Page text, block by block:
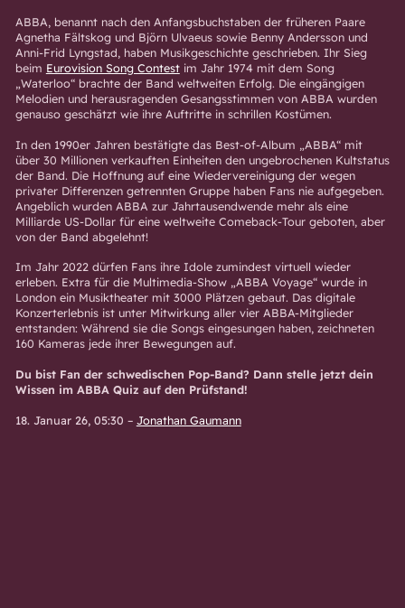
ABBA, benannt nach den Anfangsbuchstaben der früheren Paare
Agnetha Fältskog und Björn Ulvaeus sowie Benny Anderssonund
Anni-Frid Lyngstad, haben Musikgeschichte geschrieben. Ihr Sieg
beim Eurovision Song Contestim Jahr 1974 mit dem Song
„Waterloo“ brachte der Band weltweiten Erfolg. Die eingängigen
Melodien und herausragenden Gesangsstimmen von ABBA wurden
genauso geschätzt wie ihre Auftritte in schrillen Kostümen.
In den 1990er Jahren bestätigte das Best-of-Album „ABBA“ mit
über 30 Millionen verkauften Einheiten den ungebrochenen Kultstatus
der Band. Die Hoffnung auf eine Wiedervereinigung der wegen
privater Differenzen getrennten Gruppe haben Fans nie aufgegeben.
Angeblich wurden ABBA zur Jahrtausendwende mehr als eine
Milliarde US-Dollar für eine weltweite Comeback-Tour geboten, aber
von der Band abgelehnt!
Im Jahr 2022 dürfen Fans ihre Idole zumindest virtuell wieder
erleben. Extra für die Multimedia-Show „ABBA Voyage“ wurde in
London ein Musiktheater mit 3000 Plätzen gebaut. Das digitale
Konzerterlebnis ist unter Mitwirkung aller vier ABBA-Mitglieder
entstanden: Während sie die Songs eingesungen haben, zeichneten
160 Kameras jede ihrer Bewegungen auf.
Du bist Fan der schwedischen Pop-Band? Dann stelle jetzt dein
Wissen im ABBA Quiz auf den Prüfstand!
18. Januar 26, 05:30 – Jonathan Gaumann